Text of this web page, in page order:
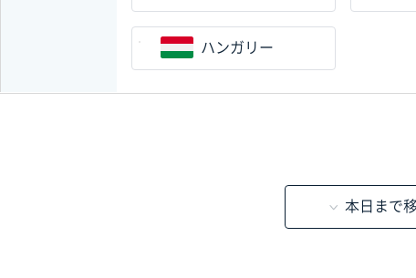
ハンガリー
本日まで